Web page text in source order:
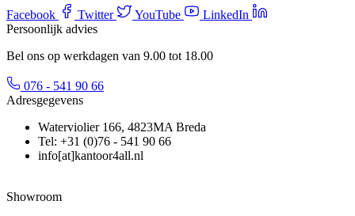
Facebook Twitter YouTube
LinkedIn
Persoonlijk advies
Bel ons op werkdagen van 9.00 tot 18.00
076 - 541 90 66
Adresgegevens
Waterviolier 166, 4823MA Breda
Tel: +31 (0)76 - 541 90 66
info[at]kantoor4all.nl
Showroom